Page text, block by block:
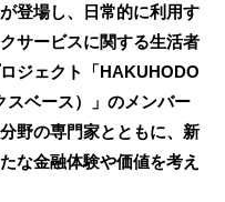
登場し、日常的に利用す
サービスに関する生活者
ジェクト「HAKUHODO
ベース）」のメンバー
野の専門家とともに、新
な金融体験や価値を考え